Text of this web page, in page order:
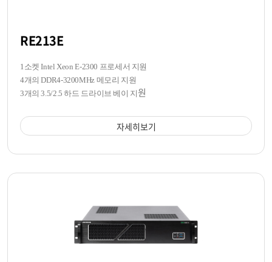
RE213E
1소켓 Intel Xeon E-2300 프로세서 지원
4개의 DDR4-3200MHz 메모리 지원
3개의 3.5/2.5 하드 드라이브 베이 지원
자세히보기